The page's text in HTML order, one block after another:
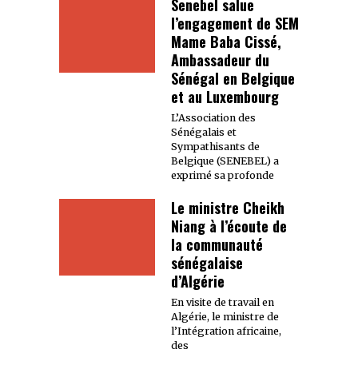
Senebel salue
l’engagement de SEM
Mame Baba Cissé,
Ambassadeur du
Sénégal en Belgique
et au Luxembourg
L’Association des
Sénégalais et
Sympathisants de
Belgique (SENEBEL) a
exprimé sa profonde
Le ministre Cheikh
Niang à l’écoute de
la communauté
sénégalaise
d’Algérie
En visite de travail en
Algérie, le ministre de
l’Intégration africaine,
des